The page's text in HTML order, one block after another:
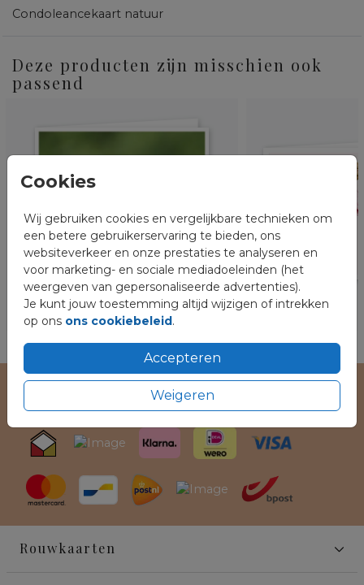
Cookies
Wij gebruiken cookies en vergelijkbare technieken om
een betere gebruikerservaring te bieden, ons
websiteverkeer en onze prestaties te analyseren en
voor marketing- en sociale mediadoeleinden (het
weergeven van gepersonaliseerde advertenties).
Je kunt jouw toestemming altijd wijzigen of intrekken
op ons ons cookiebeleid.
Accepteren
Weigeren
Condoleancekaart natuur
Deze producten zijn misschien ook
passend
Veilig winkelen en betalen
Rouwkaarten